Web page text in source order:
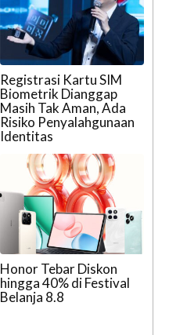
Registrasi Kartu SIM
Biometrik Dianggap
Masih Tak Aman, Ada
Risiko Penyalahgunaan
Identitas
Honor Tebar Diskon
hingga 40% di Festival
Belanja 8.8